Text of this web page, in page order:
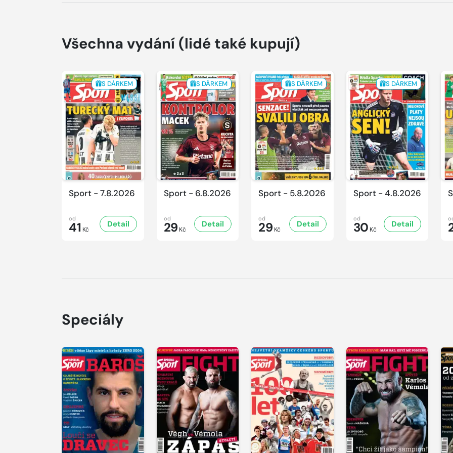
Všechna vydání (lidé také kupují)
S DÁRKEM
Sport - 7.8.2026
od
41 Kč
Detail
S DÁRKEM
Sport - 6.8.2026
od
29 Kč
Detail
S DÁRKEM
Sport - 5.8.2026
od
29 Kč
Detail
S DÁRKEM
Sport - 4.8.2026
od
30 Kč
Detail
Speciály